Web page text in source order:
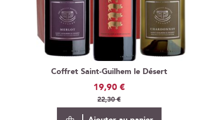
Coffret Saint-Guilhem le Désert
Prix
Spécial
19,90 €
22,30 €